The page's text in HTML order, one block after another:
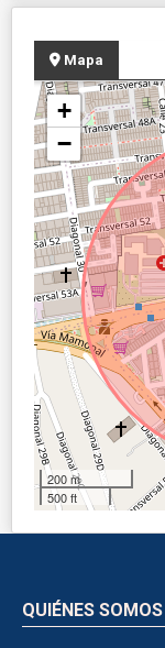
Mapa
+
−
200 m
500 ft
QUIÉNES SOMOS